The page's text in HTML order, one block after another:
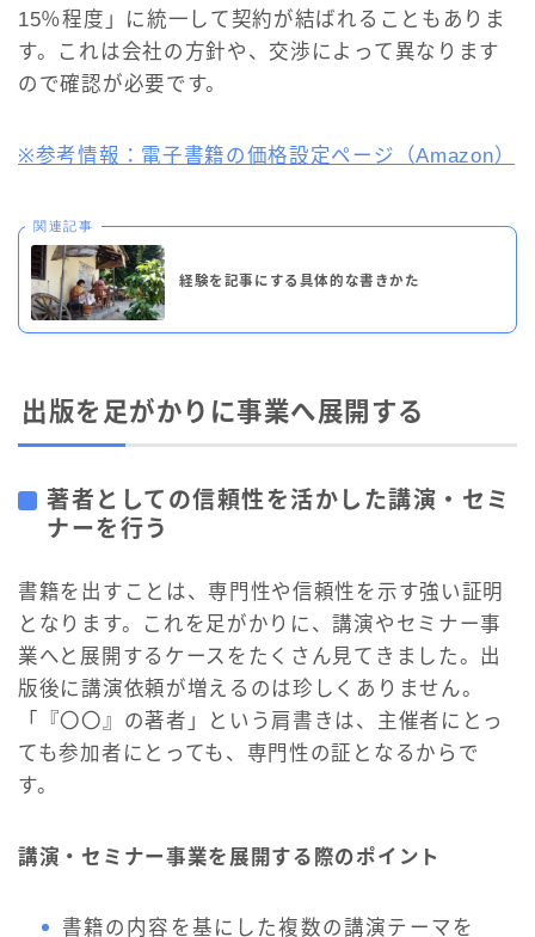
15％程度」に統一して契約が結ばれることもありま
す。これは会社の方針や、交渉によって異なります
ので確認が必要です。
※参考情報：電子書籍の価格設定ページ（Amazon）
関連記事
経験を記事にする具体的な書きかた
出版を足がかりに事業へ展開する
著者としての信頼性を活かした講演・セミ
ナーを行う
書籍を出すことは、専門性や信頼性を示す強い証明
となります。これを足がかりに、講演やセミナー事
業へと展開するケースをたくさん見てきました。出
版後に講演依頼が増えるのは珍しくありません。
「『〇〇』の著者」という肩書きは、主催者にとっ
ても参加者にとっても、専門性の証となるからで
す。
講演・セミナー事業を展開する際のポイント
書籍の内容を基にした複数の講演テーマを